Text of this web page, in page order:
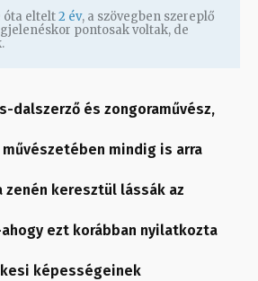
óta eltelt2 év, a szövegben szereplő
pontosak voltak, de
dalszerző és zongoraművész,
mindig is arra
keresztül lássák az
ezt korábban nyilatkozta
képességeinek